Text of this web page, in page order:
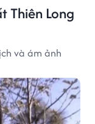
Thiên Long
và ám ảnh